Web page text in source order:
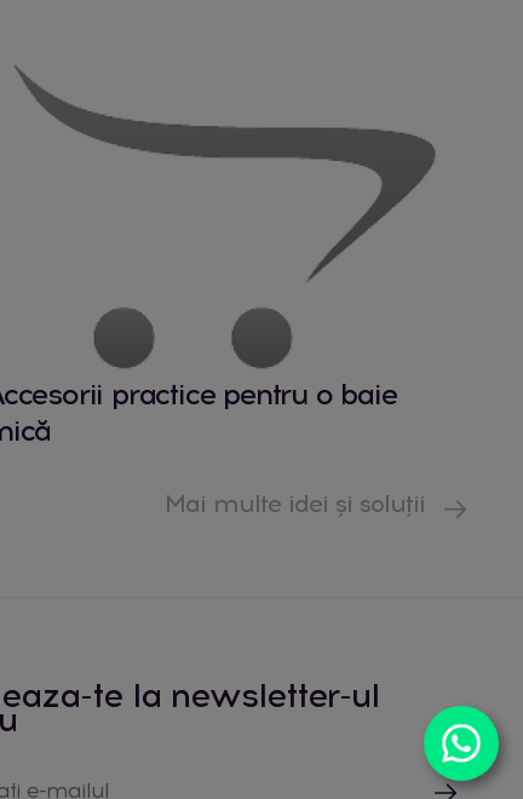
practice pentru o baie
Mai multe idei și soluții
te la newsletter-ul